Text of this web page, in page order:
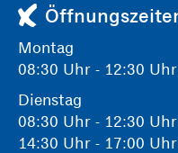
Montag
08:30 Uhr - 12:30 Uhr
Dienstag
08:30 Uhr - 12:30 Uhr
14:30 Uhr - 17:00 Uhr